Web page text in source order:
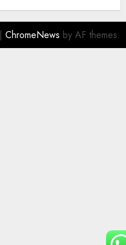
| ChromeNews by AF themes.